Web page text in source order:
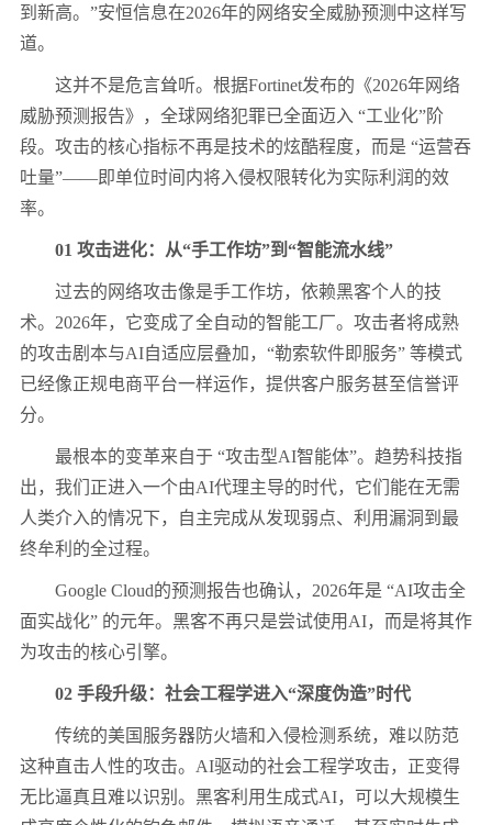
到新高。”安恒信息在2026年的网络安全威胁预测中这样写
道。
这并不是危言耸听。根据Fortinet发布的《2026年网络
威胁预测报告》，全球网络犯罪已全面迈入 “工业化”阶
段。攻击的核心指标不再是技术的炫酷程度，而是 “运营吞
吐量”——即单位时间内将入侵权限转化为实际利润的效
率。
01 攻击进化：从“手工作坊”到“智能流水线”
过去的网络攻击像是手工作坊，依赖黑客个人的技
术。 2026年，它变成了全自动的智能工厂。攻击者将成熟
的攻击剧本与AI自适应层叠加，“勒索软件即服务” 等模式
已经像正规电商平台一样运作，提供客户服务甚至信誉评
分。
最根本的变革来自于 “攻击型AI智能体”。趋势科技指
出，我们正进入一个由AI代理主导的时代，它们能在无需
人类介入的情况下，自主完成从发现弱点、利用漏洞到最
终牟利的全过程。
Google Cloud的预测报告也确认， 2026年是 “AI攻击全
面实战化” 的元年。黑客不再只是尝试使用 AI，而是将其作
为攻击的核心引擎。
02 手段升级：社会工程学进入“深度伪造”时代
传统的美国服务器防火墙和入侵检测系统，难以防范
这种直击人性的攻击。 AI驱动的社会工程学攻击，正变得
无比逼真且难以识别。黑客利用生成式AI，可以大规模生